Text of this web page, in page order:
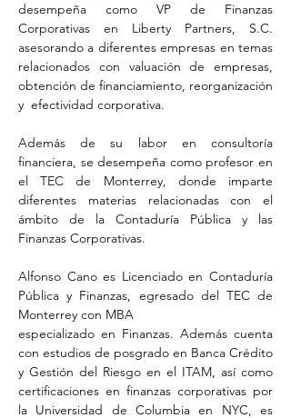
desempeña como VP de Finanzas
Corporativas en Liberty Partners, S.C.
asesorando a diferentes empresas en temas
relacionados con valuación de empresas,
obtención de financiamiento, reorganización
y  efectividad corporativa.
Además de su labor en consultoría
financiera, se desempeña como profesor en
el TEC de Monterrey, donde imparte
diferentes materias relacionadas con el
ámbito de la Contaduría Pública y las
Finanzas Corporativas.
Alfonso Cano es Licenciado en Contaduría
Pública y Finanzas, egresado del TEC de
Monterrey con MBA
especializado en Finanzas. Además cuenta
con estudios de posgrado en Banca Crédito
y Gestión del Riesgo en el ITAM, así como
certificaciones en finanzas corporativas por
la Universidad de Columbia en NYC, es